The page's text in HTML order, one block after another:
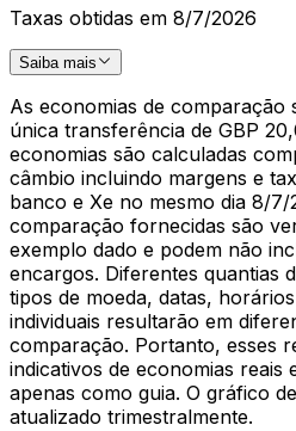
Taxas obtidas em 8/7/2026
Saiba mais
As economias de comparação
única transferência de GBP
economias são calculadas
câmbio incluindo margens e
banco e Xe no mesmo dia 8/
comparação fornecidas são
exemplo dado e podem não
encargos. Diferentes quantias
tipos de moeda, datas,
individuais resultarão em
comparação. Portanto, esses
indicativos de economias reais
apenas como guia. O gráfico
atualizado trimestralmente.